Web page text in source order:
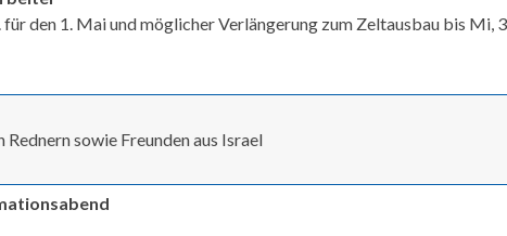
den 1. Mai und möglicher Verlängerung zum Zeltausbau bis Mi,
sowie Freunden aus Israel